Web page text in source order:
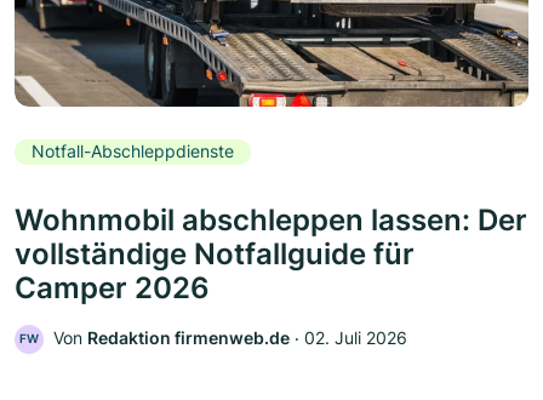
Notfall-Abschleppdienste
Wohnmobil abschleppen lassen: Der
vollständige Notfallguide für
Camper 2026
FW Von Redaktion firmenweb.de ‧ 02. Juli 2026